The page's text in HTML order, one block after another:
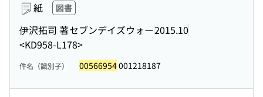
紙 図書
伊沢拓司 著セブンデイズウォー2015.10
<KD958-L178>
件名（識別子） 00566954001218187